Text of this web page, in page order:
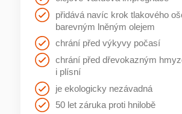
9.
Rozdíl ceny
neimpregnovaného dřeva není
přidává navíc krok tlakového
barevným lněným olejem
chrání před výkyvy počasí
chrání před dřevokazným
i plísní
je ekologicky nezávadná
50 let záruka proti hnilobě